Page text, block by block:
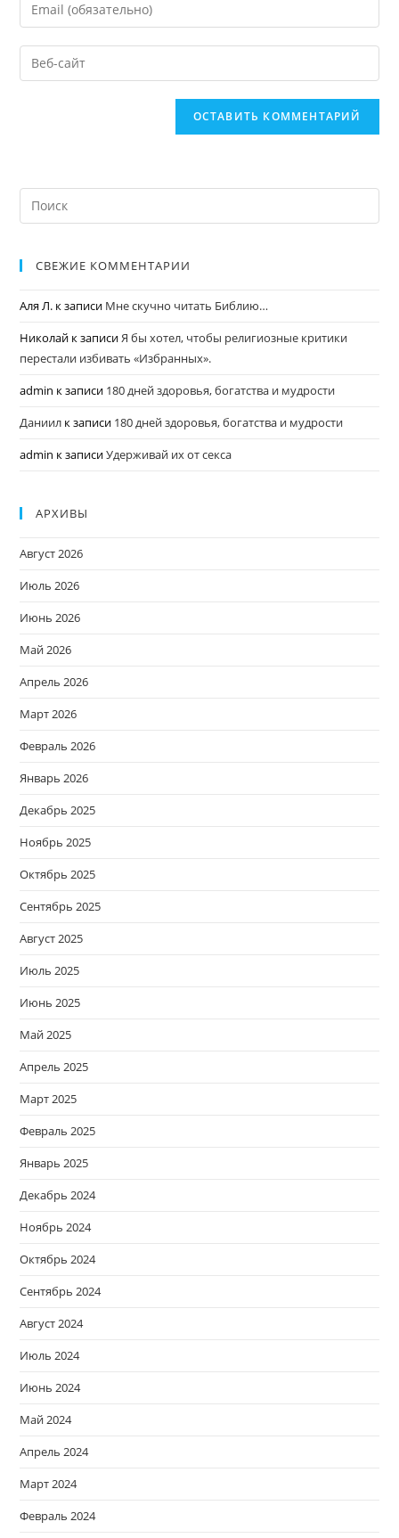
СВЕЖИЕ КОММЕНТАРИИ
Аля Л. к записи Мне скучно читать Библию…
Николай к записи Я бы хотел, чтобы религиозные критики
перестали избивать «Избранных».
admin к записи 180 дней здоровья, богатства и мудрости
Даниил к записи 180 дней здоровья, богатства и мудрости
admin к записиУдерживай их от секса
АРХИВЫ
Август 2026
Июль 2026
Июнь 2026
Май 2026
Апрель 2026
Март 2026
Февраль 2026
Январь 2026
Декабрь 2025
Ноябрь 2025
Октябрь 2025
Сентябрь 2025
Август 2025
Июль 2025
Июнь 2025
Май 2025
Апрель 2025
Март 2025
Февраль 2025
Январь 2025
Декабрь 2024
Ноябрь 2024
Октябрь 2024
Сентябрь 2024
Август 2024
Июль 2024
Июнь 2024
Май 2024
Апрель 2024
Март 2024
Февраль 2024